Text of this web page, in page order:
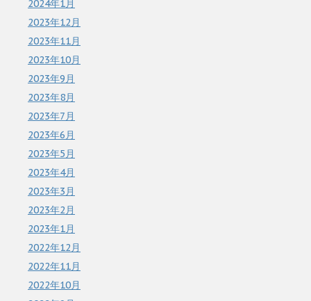
2024年1月
2023年12月
2023年11月
2023年10月
2023年9月
2023年8月
2023年7月
2023年6月
2023年5月
2023年4月
2023年3月
2023年2月
2023年1月
2022年12月
2022年11月
2022年10月